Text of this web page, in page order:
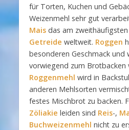
für Torten, Kuchen und
Weizenmehl sehr gut
Maisdas am
Getreide weltweit. Roggen
besonderen Geschmack und
vorwiegend zum Brotbacken
Roggenmehl wird in
anderen Mehlsorten
festes Mischbrot zu backen.
Zöliakie leiden sind Reis-,
Buchweizenmehl nicht zu